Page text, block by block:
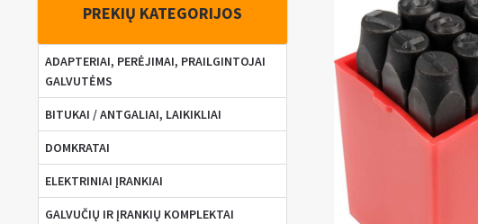
PREKIŲ KATEGORIJOS
ADAPTERIAI, PERĖJIMAI, PRAILGINTOJAI
GALVUTĖMS
BITUKAI / ANTGALIAI, LAIKIKLIAI
DOMKRATAI
ELEKTRINIAI ĮRANKIAI
GALVUČIŲ IR ĮRANKIŲ KOMPLEKTAI